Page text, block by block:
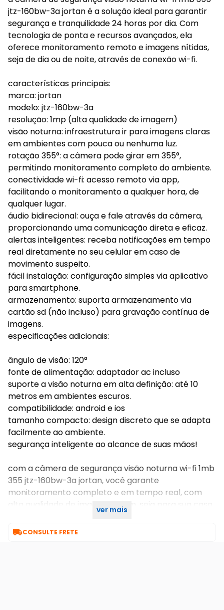
jtz-160bw-3a jortan é a solução ideal para garantir
segurança e tranquilidade 24 horas por dia. Com
tecnologia de ponta e recursos avançados, ela
oferece monitoramento remoto e imagens nítidas,
seja de dia ou de noite, através de conexão wi-fi.
características principais:
marca: jortan
modelo: jtz-160bw-3a
resolução: 1mp (alta qualidade de imagem)
visão noturna: infraestrutura ir para imagens claras
em ambientes com pouca ou nenhuma luz.
rotação 355°: a câmera pode girar em 355°,
permitindo monitoramento completo do ambiente.
conectividade wi-fi: acesso remoto via app,
facilitando o monitoramento a qualquer hora, de
qualquer lugar.
áudio bidirecional: ouça e fale através da câmera,
proporcionando uma comunicação direta e eficaz.
alertas inteligentes: receba notificações em tempo
real diretamente no seu celular em caso de
movimento suspeito.
fácil instalação: configuração simples via aplicativo
para smartphone.
armazenamento: suporta armazenamento via
cartão sd (não incluso) para gravação contínua de
imagens.
especificações adicionais:
ângulo de visão: 120°
fonte de alimentação: adaptador ac incluso
suporte a visão noturna em alta definição: até 10
metros em ambientes escuros.
compatibilidade: android e ios
tamanho compacto: design discreto que se adapta
facilmente ao ambiente.
segurança inteligente ao alcance de suas mãos!
com a câmera de segurança visão noturna wi-fi 1mb
355 jtz-160bw-3a jortan, você garante
monitoramento completo e em tempo real, com
alta qualidade de imagem e som, seja para sua casa
ver mais
CONSULTE FRETE